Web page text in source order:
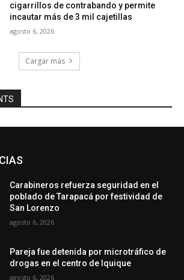
cigarrillos de contrabando y permite
incautar más de 3 mil cajetillas
agosto 6, 2026
Cargar más
Carabineros refuerza seguridad en el
poblado de Tarapacá por festividad de
San Lorenzo
agosto 6, 2026
Pareja fue detenida por microtráfico de
drogas en el centro de Iquique
agosto 6, 2026